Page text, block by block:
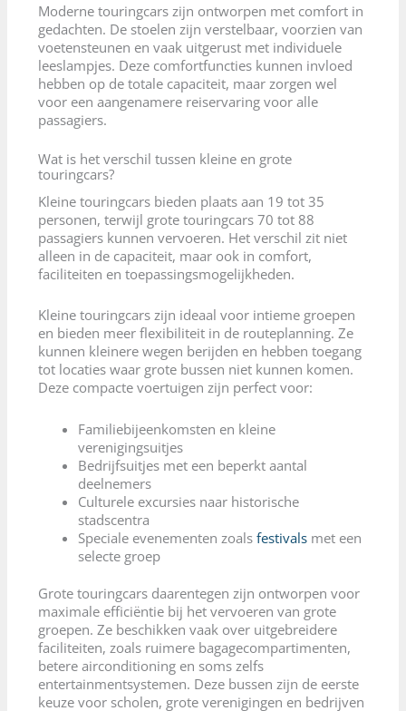
Moderne touringcars zijn ontworpen met comfort in
gedachten. De stoelen zijn verstelbaar, voorzien van
voetensteunen en vaak uitgerust met individuele
leeslampjes. Deze comfortfuncties kunnen invloed
hebben op de totale capaciteit, maar zorgen wel
voor een aangenamere reiservaring voor alle
passagiers.
Wat is het verschil tussen kleine en grote
touringcars?
Kleine touringcars bieden plaats aan 19 tot 35
personen, terwijl grote touringcars 70 tot 88
passagiers kunnen vervoeren. Het verschil zit niet
alleen in de capaciteit, maar ook in comfort,
faciliteiten en toepassingsmogelijkheden.
Kleine touringcars zijn ideaal voor intieme groepen
en bieden meer flexibiliteit in de routeplanning. Ze
kunnen kleinere wegen berijden en hebben toegang
tot locaties waar grote bussen niet kunnen komen.
Deze compacte voertuigen zijn perfect voor:
Familiebijeenkomsten en kleine
verenigingsuitjes
Bedrijfsuitjes met een beperkt aantal
deelnemers
Culturele excursies naar historische
stadscentra
Speciale evenementen zoalsfestivals met een
selecte groep
Grote touringcars daarentegen zijn ontworpen voor
maximale efficiëntie bij het vervoeren van grote
groepen. Ze beschikken vaak over uitgebreidere
faciliteiten, zoals ruimere bagagecompartimenten,
betere airconditioning en soms zelfs
entertainmentsystemen. Deze bussen zijn de eerste
keuze voor scholen, grote verenigingen en bedrijven